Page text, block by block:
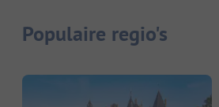
Populaire regio's